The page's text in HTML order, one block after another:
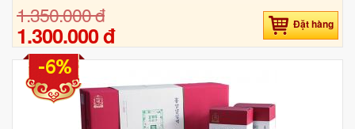
1.350.000 đ
1.300.000 đ Đặt hàng
-6%